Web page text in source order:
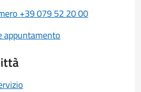
+39 079 52 20 00
appuntamento